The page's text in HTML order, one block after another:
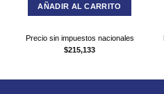
AÑADIR AL CARRITO
Precio sin impuestos nacionales
$215,133